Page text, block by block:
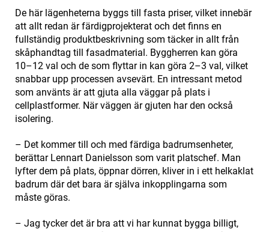
De här lägenheterna byggs till fasta priser, vilket innebär
att allt redan är färdigprojekterat och det finns en
fullständig produktbeskrivning som täcker in allt från
skåphandtag till fasadmaterial. Byggherren kan göra
10–12 val och de som flyttar in kan göra 2–3 val, vilket
snabbar upp processen avsevärt. En intressant metod
som använts är att gjuta alla väggar på plats i
cellplastformer. När väggen är gjuten har den också
isolering.
– Det kommer till och med färdiga badrumsenheter,
berättar Lennart Danielsson som varit platschef. Man
lyfter dem på plats, öppnar dörren, kliver in i ett helkaklat
badrum där det bara är själva inkopplingarna som
måste göras.
– Jag tycker det är bra att vi har kunnat bygga billigt,